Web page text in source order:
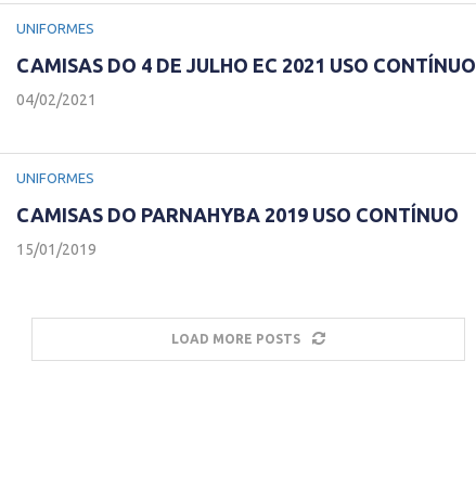
UNIFORMES
CAMISAS DO 4 DE JULHO EC 2021 USO CONTÍNUO
04/02/2021
UNIFORMES
CAMISAS DO PARNAHYBA 2019 USO CONTÍNUO
15/01/2019
LOAD MORE POSTS